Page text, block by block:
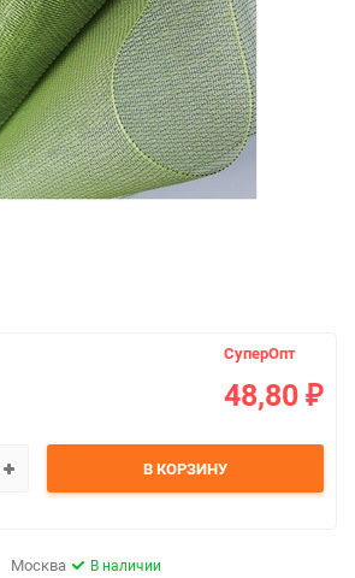
СуперОпт
48,80 ₽
В КОРЗИНУ
Москва В наличии